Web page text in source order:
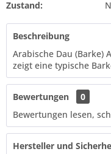
Zustand:
Beschreibung
Arabische Dau (Barke)
zeigt eine typische
Bewertungen
0
Bewertungen lesen,
Hersteller und